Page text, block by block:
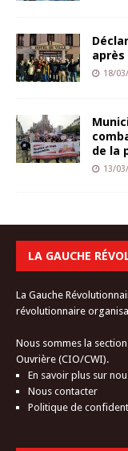
18/
de la
13/
LA GAUCHE
La Gauche
révolutionnaire
Nous sommes la
Ouvrière (CIO/CWI).
En savoir plus sur
Nous contacter
Politique de